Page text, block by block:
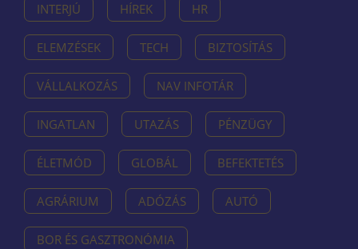
INTERJÚ HÍREK HR
ELEMZÉSEK TECH BIZTOSÍTÁS
VÁLLALKOZÁS NAV INFOTÁR
INGATLAN UTAZÁS PÉNZÜGY
ÉLETMÓD GLOBÁL BEFEKTETÉS
AGRÁRIUM ADÓZÁS AUTÓ
BOR ÉS GASZTRONÓMIA